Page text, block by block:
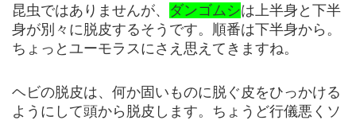
昆虫ではありませんが、 ダンゴムシは上半身と下半
身が別々に脱皮するそうです。順番は下半身から。
ちょっとユーモラスにさえ思えてきますね。
ヘビの脱皮は、何か固いものに脱ぐ皮をひっかける
ようにして頭から脱皮します。ちょうど行儀悪くソ